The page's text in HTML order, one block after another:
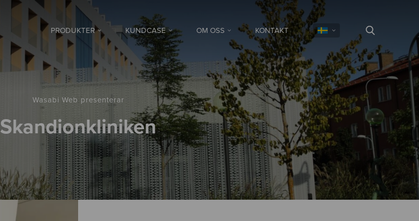
PRODUKTER KUNDCASE OM OSS KONTAKT
Wasabi Web presenterar
Skandionkliniken